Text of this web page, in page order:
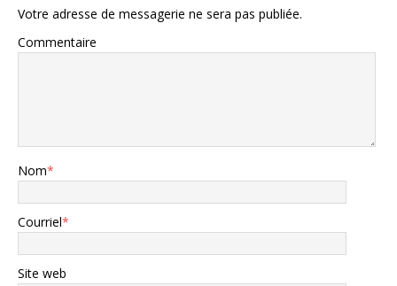
Votre adresse de messagerie ne sera pas publiée.
Commentaire
Nom*
Courriel*
Site web